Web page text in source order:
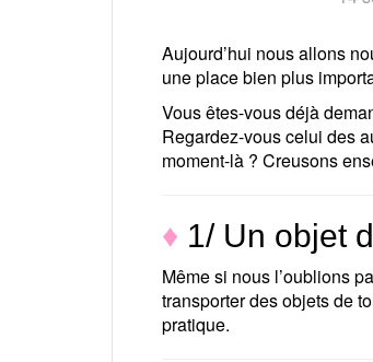
Aujourd’hui nous allons
une place bien plus
Vous êtes-vous déjà
Regardez-vous celui des
moment-là ? Creusons
♦ 1/ Un objet
Même si nous l’oublions
transporter des objets de
pratique.